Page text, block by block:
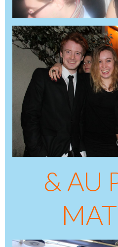
& AU